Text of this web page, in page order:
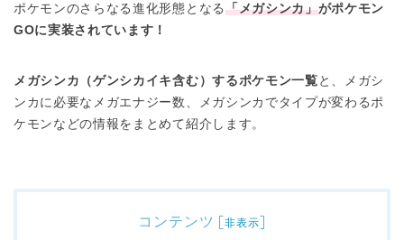
ポケモンのさらなる進化形態となる 「メガシンカ」がポケモン
GOに実装されています！
メガシンカ（ゲンシカイキ含む）するポケモン一覧 と、メガシ
ンカに必要なメガエナジー数、メガシンカでタイプが変わるポ
ケモンなどの情報をまとめて紹介します。
コンテンツ [非表示]